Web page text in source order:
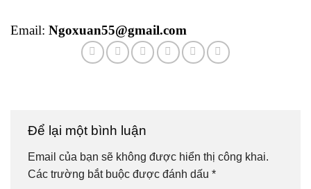
Email: Ngoxuan55@gmail.com
Để lại một bình luận
Email của bạn sẽ không được hiển thị công khai.
Các trường bắt buộc được đánh dấu *